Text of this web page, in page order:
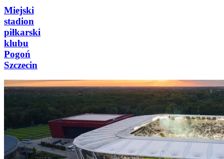
Miejski
stadion
piłkarski
klubu
Pogoń
Szczecin